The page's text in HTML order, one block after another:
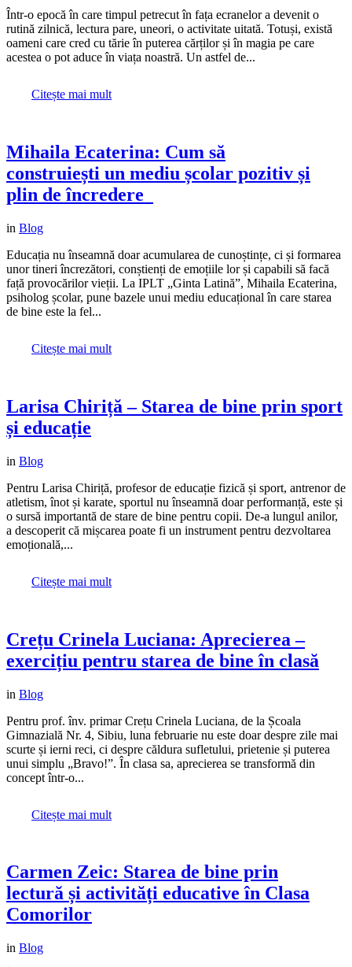
Într-o epocă în care timpul petrecut în fața ecranelor a devenit o
rutină zilnică, lectura pare, uneori, o activitate uitată. Totuși, există
oameni care cred cu tărie în puterea cărților și în magia pe care
acestea o pot aduce în viața noastră. Un astfel de...
Citește mai mult
Mihaila Ecaterina: Cum să
construiești un mediu școlar pozitiv și
plin de încredere
in Blog
Educația nu înseamnă doar acumularea de cunoștințe, ci și formarea
unor tineri încrezători, conștienți de emoțiile lor și capabili să facă
față provocărilor vieții. La IPLT „Ginta Latină”, Mihaila Ecaterina,
psiholog școlar, pune bazele unui mediu educațional în care starea
de bine este la fel...
Citește mai mult
Larisa Chiriță – Starea de bine prin sport
și educație
in Blog
Pentru Larisa Chiriță, profesor de educație fizică și sport, antrenor de
atletism, înot și karate, sportul nu înseamnă doar performanță, este și
o sursă importantă de stare de bine pentru copii. De-a lungul anilor,
a descoperit că mișcarea poate fi un instrument pentru dezvoltarea
emoțională,...
Citește mai mult
Crețu Crinela Luciana: Aprecierea –
exercițiu pentru starea de bine în clasă
in Blog
Pentru prof. înv. primar Crețu Crinela Luciana, de la Școala
Gimnazială Nr. 4, Sibiu, luna februarie nu este doar despre zile mai
scurte și ierni reci, ci despre căldura sufletului, prietenie și puterea
unui simplu „Bravo!”. În clasa sa, aprecierea se transformă din
concept într-o...
Citește mai mult
Carmen Zeic: Starea de bine prin
lectură și activități educative în Clasa
Comorilor
in Blog